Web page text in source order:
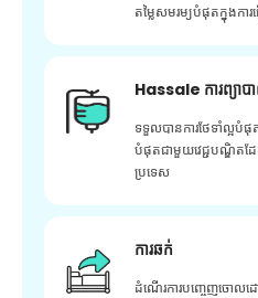
តម្លៃសមរម្យបំផុតក្នុងការ
Hassale ការព្យា
ទទួលបានការថែទាំល្អបំផុ
បំផុតជាមួយវេជ្ជបណ្ឌិត
ប្រទេស
ការឆក់
ដំណើរការបញ្ចេញចោល